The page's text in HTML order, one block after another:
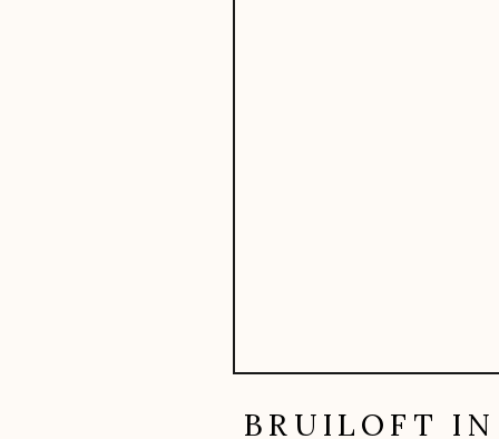
BRUILOFT